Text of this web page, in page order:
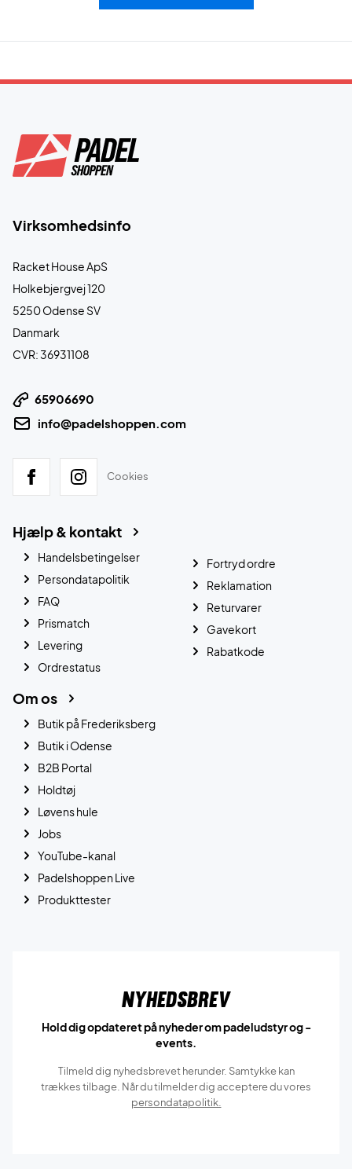
Virksomhedsinfo
Racket House ApS
Holkebjergvej 120
5250 Odense SV
Danmark
CVR: 36931108
65906690
info@padelshoppen.com
Cookies
Hjælp & kontakt
Handelsbetingelser
Persondatapolitik
FAQ
Prismatch
Levering
Ordrestatus
Fortryd ordre
Reklamation
Returvarer
Gavekort
Rabatkode
Om os
Butik på Frederiksberg
Butik i Odense
B2B Portal
Holdtøj
Løvens hule
Jobs
YouTube-kanal
Padelshoppen Live
Produkttester
Nyhedsbrev
Hold dig opdateret på nyheder om padeludstyr og -
events.
Tilmeld dig nyhedsbrevet herunder. Samtykke kan
trækkes tilbage. Når du tilmelder dig acceptere du vores
persondatapolitik.